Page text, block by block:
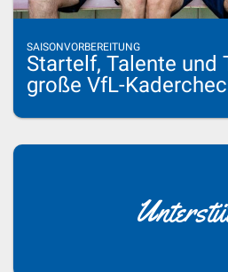
SAISONVORBEREITUNG
Startelf, Talente und
große VfL-